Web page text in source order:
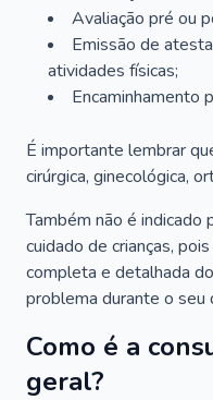
Avaliação pré ou
Emissão de
atividades físicas;
Encaminhamento
É importante lembrar
cirúrgica, ginecológica,
Também não é indicado
cuidado de crianças,
completa e detalhada
problema durante o seu
Como é a
geral?